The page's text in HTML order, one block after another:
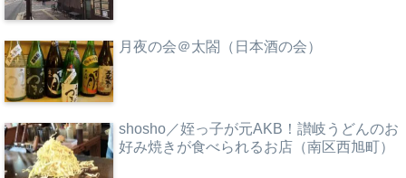
月夜の会＠太閤（日本酒の会）
shosho／姪っ子が元AKB！讃岐うどんのお
好み焼きが食べられるお店（南区西旭町）